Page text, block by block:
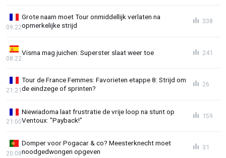
Grote naam moet Tour onmiddellijk verlaten na
opmerkelijke strijd
09:22
338
Visma mag juichen: Superster slaat weer toe
08:22
241
Tour de France Femmes: Favorieten etappe 8: Strijd om
de eindzege of sprinten?
21:21
26
Niewiadoma laat frustratie de vrije loop na stunt op
Ventoux: "Payback!"
21:00
159
Domper voor Pogacar & co? Meesterknecht moet
noodgedwongen opgeven
20:08
31